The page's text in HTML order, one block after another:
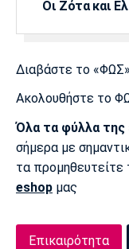
Οι Ζότα και
Διαβάστε το
Ακολουθήστε το
Όλα τα φύλλα της
σήμερα με
τα
eshop μας
Επικαιρότητα